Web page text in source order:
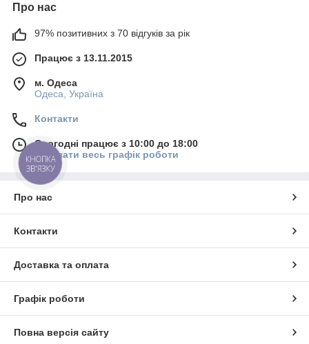
Про нас
97% позитивних з 70 відгуків за рік
Працює з 13.11.2015
м. Одеса
Одеса, Україна
Контакти
Сьогодні працює з 10:00 до 18:00
Показати весь графік роботи
Про нас
Контакти
Доставка та оплата
Графік роботи
Повна версія сайту
КНОПКА
ЗВ'ЯЗКУ